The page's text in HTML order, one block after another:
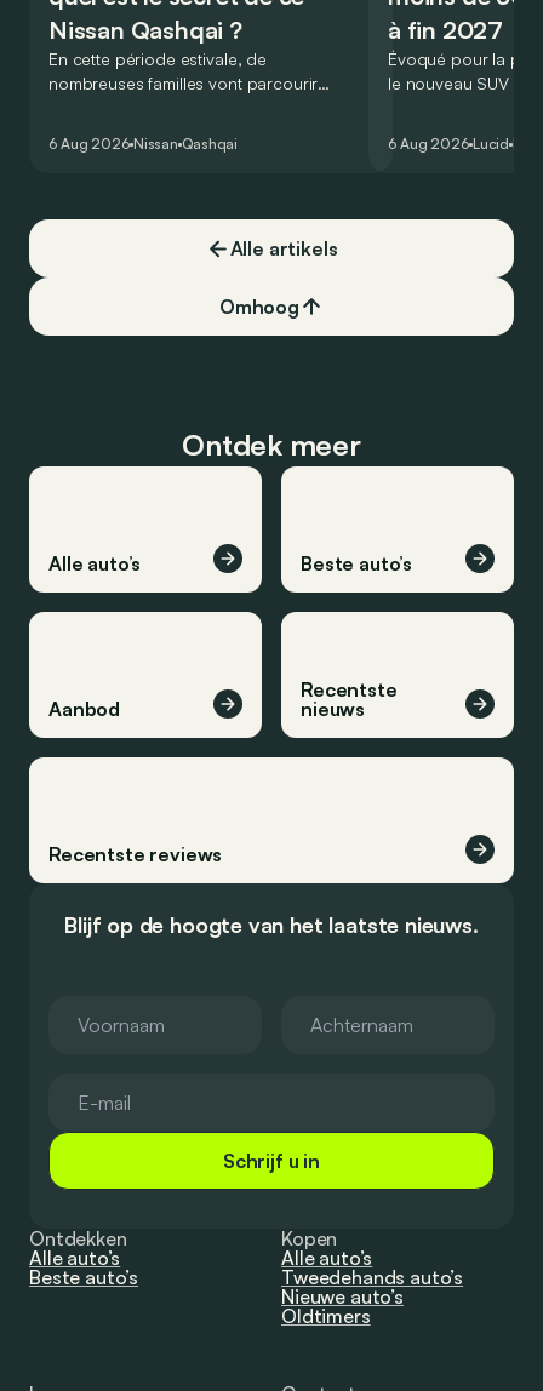
Nissan Qashqai ?
En cette période estivale, de
nombreuses familles vont parcourir
Qashqai e-Power, il serait possible de
6 Aug 2026 Nissan Qashqai
à fin 2027
Évoqué pour la
le nouveau SUV
l’année 2026.
6 Aug 2026 Lucid
Alle artikels
Omhoog
Ontdek meer
Alle auto’s Beste auto’s
Aanbod
Recentste
nieuws
Recentste reviews
Blijf op de hoogte van het laatste nieuws.
Schrijf u in
Ontdekken
Alle auto’s
Beste auto’s
Kopen
Alle auto’s
Tweedehands auto’s
Nieuwe auto’s
Oldtimers